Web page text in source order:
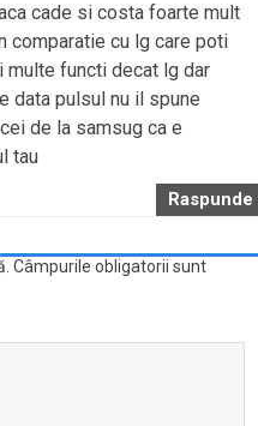
cade si costa foarte mult
comparatie cu lg care poti
multe functi decat lg dar
data pulsul nu il spune
de la samsug ca e
tau
Raspunde
Câmpurile obligatorii sunt